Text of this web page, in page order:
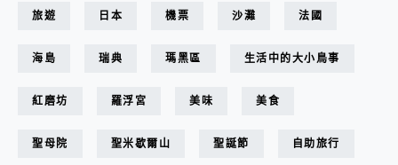
旅遊 日本 機票 沙灘 法國
海島 瑞典 瑪黑區 生活中的大小鳥事
紅磨坊 羅浮宮 美味 美食
聖母院 聖米歇爾山 聖誕節 自助旅行